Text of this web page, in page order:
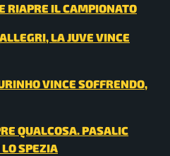
RIAPRE IL CAMPIONATO
LA JUVE VINCE
VINCE SOFFRENDO,
QUALCOSA. PASALIC
SPEZIA